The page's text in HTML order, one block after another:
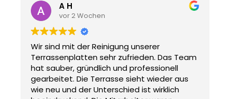
A H
vor 2 Wochen
Wir sind mit der Reinigung unserer
Terrassenplatten sehr zufrieden. Das Team
hat sauber, gründlich und professionell
gearbeitet. Die Terrasse sieht wieder aus
wie neu und der Unterschied ist wirklich